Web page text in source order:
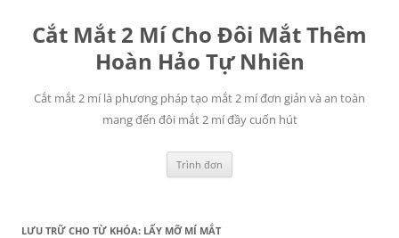
nội
dung
Cắt Mắt 2 Mí Cho Đôi Mắt Thêm
Hoàn Hảo Tự Nhiên
Cắt mắt 2 mí là phương pháp tạo mắt 2 mí đơn giản và an toàn
mang đến đôi mắt 2 mí đầy cuốn hút
Trình đơn
LƯU TRỮ CHO TỪ KHÓA: LẤY MỠ MÍ MẮT